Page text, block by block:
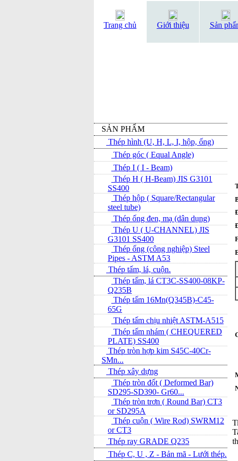
Trang chủ Giới thiệu Sản
SẢN PHẨM
Thép hình (U, H, L, I, hộp, ống)
Thép góc ( Equal Angle)
Thép I ( I - Beam)
Thép H ( H-Beam) JIS G3101
SS400
Thép hộp ( Square/Rectangular
steel tube)
Thép ống đen, mạ (dân dụng)
Thép U ( U-CHANNEL) JIS
G3101 SS400
Thép ống (công nghiệp) Steel
Pipes - ASTM A53
Thép tấm, lá, cuộn.
Thép tấm, lá CT3C-SS400-08KP-
Q235B
Thép tấm 16Mn(Q345B)-C45-
65G
Thép tấm chịu nhiệt ASTM-A515
Thép tấm nhám ( CHEQUERED
PLATE) SS400
Thép tròn hợp kim S45C-40Cr-
SMn...
Thép xây dựng
Thép tròn đốt ( Deformed Bar)
SD295-SD390- Gr60...
Thép tròn trơn ( Round Bar) CT3
or SD295A
Thép cuộn ( Wire Rod) SWRM12
or CT3
Thép ray GRADE Q235
Thép C, U , Z - Bản mã - L­ưới thép.